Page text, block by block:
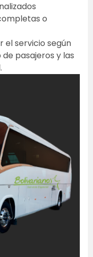
o
el servicio según
pasajeros y las